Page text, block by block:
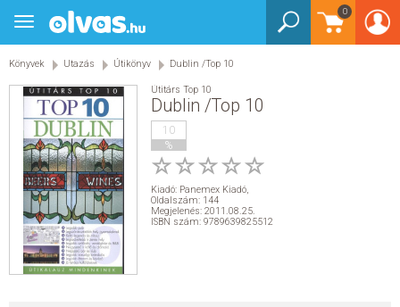
0
Toggle
navigation
Könyvek Utazás Útikönyv Dublin /Top 10
Útitárs Top 10
Dublin /Top 10
10
%
Kiadó: Panemex Kiadó,
Oldalszám: 144
Megjelenés: 2011.08.25.
ISBN szám: 9789639825512
BEJELENTKEZÉS
KÖNYVEK
E-KÖNYVEK
EGYÉB TERMÉKEK
STAR WARS
AKCIÓ